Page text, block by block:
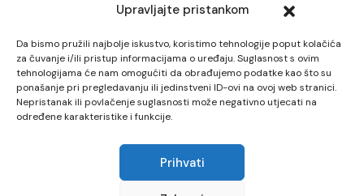
Upravljajte pristankom
Da bismo pružili najbolje iskustvo, koristimo tehnologije poput kolačića
za čuvanje i/ili pristup informacijama o uređaju. Suglasnost s ovim
tehnologijama će nam omogućiti da obrađujemo podatke kao što su
ponašanje pri pregledavanju ili jedinstveni ID-ovi na ovoj web stranici.
Nepristanak ili povlačenje suglasnosti može negativno utjecati na
određene karakteristike i funkcije.
Prihvati
Kraljice mira 50, Kiseljak 71250
Ponedjeljak – Petak: 07:00 – 15:30 h
Tel :